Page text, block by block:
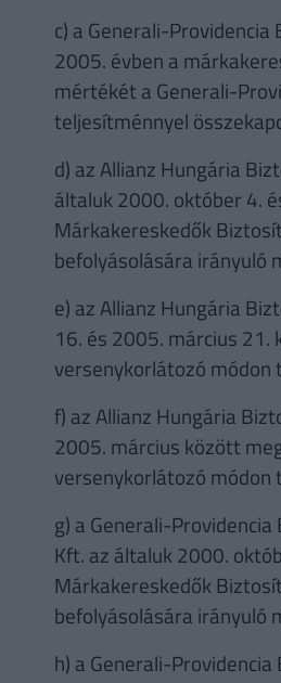
c) a Generali-
2005. évben a
mértékét a Generali-
teljesítménnyel
d) az Allianz Hungária
általuk 2000. október 4.
Márkakereskedők
befolyásolására irányuló
e) az Allianz Hungária
16. és 2005. március
versenykorlátozó módon
f) az Allianz Hungária
2005. március között
versenykorlátozó módon
g) a Generali-
Kft. az általuk 2000.
Márkakereskedők
befolyásolására irányuló
h) a Generali-